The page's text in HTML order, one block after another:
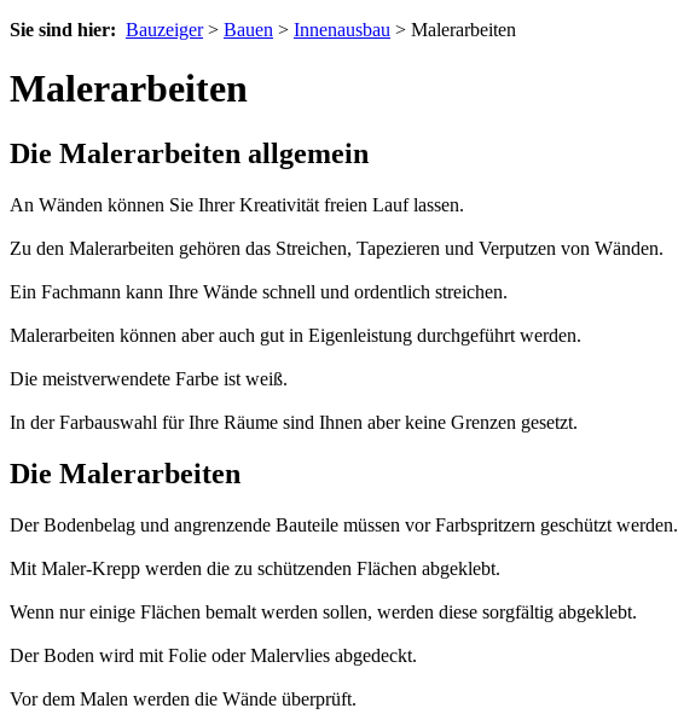
Sie sind hier: Bauzeiger> Bauen > Innenausbau > Malerarbeiten
Malerarbeiten
Die Malerarbeiten allgemein
An Wänden können Sie Ihrer Kreativität freien Lauf lassen.
Zu den Malerarbeiten gehören das Streichen, Tapezieren und Verputzen von Wänden.
Ein Fachmann kann Ihre Wände schnell und ordentlich streichen.
Malerarbeiten können aber auch gut in Eigenleistung durchgeführt werden.
Die meistverwendete Farbe ist weiß.
In der Farbauswahl für Ihre Räume sind Ihnen aber keine Grenzen gesetzt.
Die Malerarbeiten
Der Bodenbelag und angrenzende Bauteile müssen vor Farbspritzern geschützt werden.
Mit Maler-Krepp werden die zu schützenden Flächen abgeklebt.
Wenn nur einige Flächen bemalt werden sollen, werden diese sorgfältig abgeklebt.
Der Boden wird mit Folie oder Malervlies abgedeckt.
Vor dem Malen werden die Wände überprüft.